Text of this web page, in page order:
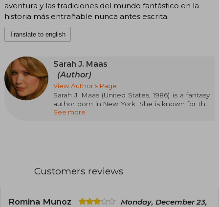
aventura y las tradiciones del mundo fantástico en la
historia más entrañable nunca antes escrita.
Translate to english
Sarah J. Maas
(Author)
View Author's Page
Sarah J. Maas (United States, 1986) is a fantasy
author born in New York. She is known for the
Throne of Glass series, started when she was
worlds and memorable characters, and has
Born in New York, she currently lives in
See more
Customers reviews
Romina Muñoz
Monday, December 23,